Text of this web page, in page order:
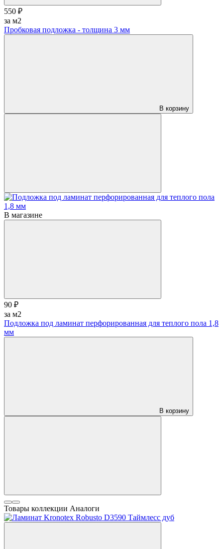
550 ₽
за м2
Пробковая подложка - толщина 3 мм
В корзину
В магазине
90 ₽
за м2
Подложка под ламинат перфорированная для теплого пола 1,8
мм
В корзину
Товары коллекции Аналоги